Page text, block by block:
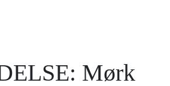
Mørk